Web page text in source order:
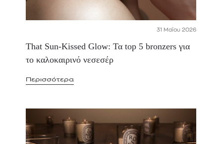
31 Μαΐου 2026
That Sun-Kissed Glow: Τα top 5 bronzers για
το καλοκαιρινό νεσεσέρ
Περισσότερα